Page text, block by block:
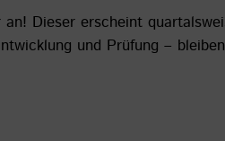
Dieser erscheint
und Prüfung –